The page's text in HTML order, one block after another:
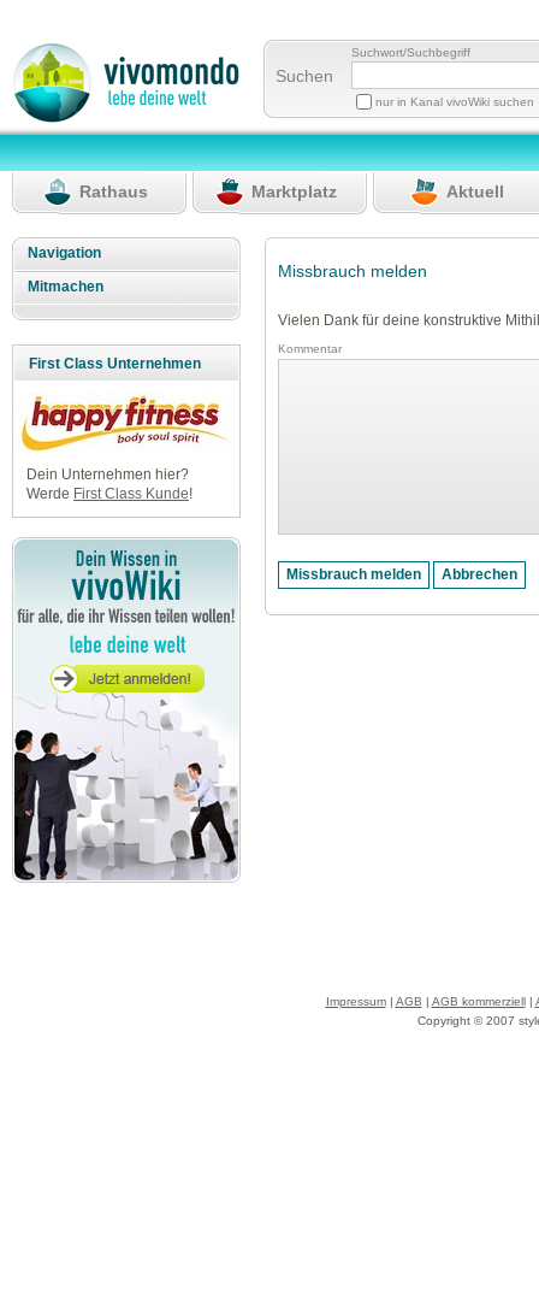
Suchen
Suchwort/Suchbegriff
nur in Kanal vivoWiki suchen
Rathaus Marktplatz Aktuell
Navigation
Mitmachen
First Class Unternehmen
Dein Unternehmen hier?
Werde First Class Kunde!
Missbrauch melden
Vielen Dank für deine konstruktive
Kommentar
Impressum| AGB | AGB kommerziell|
Copyright © 2007